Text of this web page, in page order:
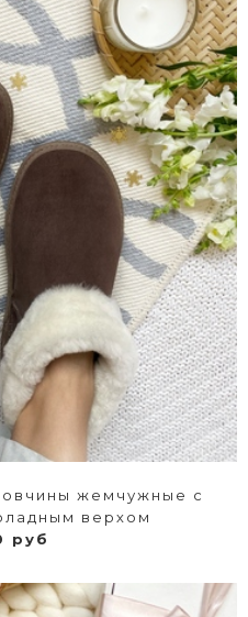
овчины жемчужные с
верхом
руб